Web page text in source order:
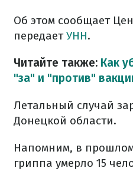
Об этом сообщает
передаетУНН.
Читайте также: Как
"за" и "против"
Летальный случай
Донецкой области.
Напомним, в
гриппа умерло 15